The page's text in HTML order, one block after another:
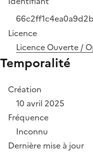
Licence
Licence Ouverte /
Temporalité
Création
10 avril 2025
Fréquence
Inconnu
Dernière mise à jour